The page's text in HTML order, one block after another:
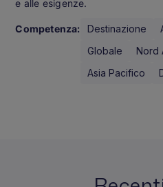
e alle esigenze.
Competenza: Destinazione
Globale
Nord
Asia Pacifico